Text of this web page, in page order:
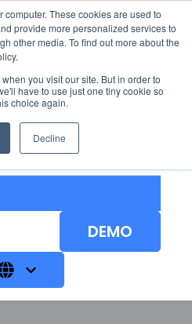
These cookies are used to
provide more personalized services to
other media. To find out more about the
you visit our site. But in order to
have to use just one tiny cookie so
choice again.
Decline
Show submenu for
DEMO